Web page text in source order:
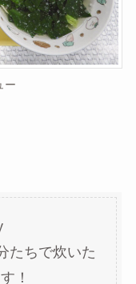
ー
たちで炊いた
！